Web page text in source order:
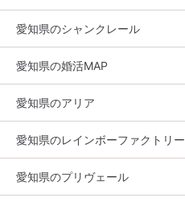
愛知県のシャンクレール
愛知県の婚活MAP
愛知県のアリア
愛知県のレインボーファクトリー
愛知県のプリヴェール